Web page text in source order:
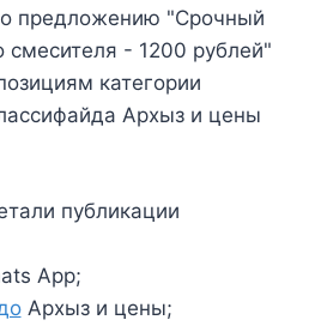
предложению "Срочный
смесителя - 1200 рублей"
категории
Архыз и цены
публикации
App;
Архыз и цены;